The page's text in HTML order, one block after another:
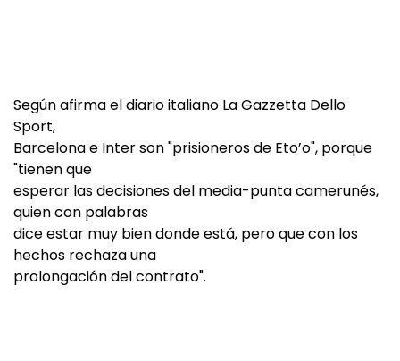
Según afirma el diario italiano La Gazzetta Dello
Sport,
Barcelona e Inter son "prisioneros de Eto’o", porque
"tienen que
esperar las decisiones del media-punta camerunés,
quien con palabras
dice estar muy bien donde está, pero que con los
hechos rechaza una
prolongación del contrato".